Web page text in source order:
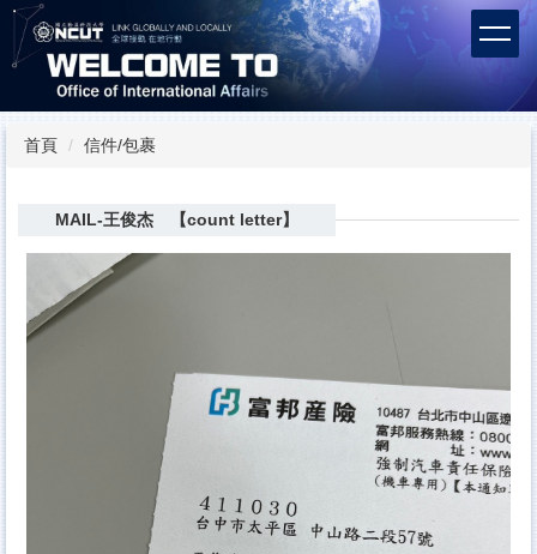
跳
到
主
內
容首頁 信件/包裹
MAIL-王俊杰 【count letter】